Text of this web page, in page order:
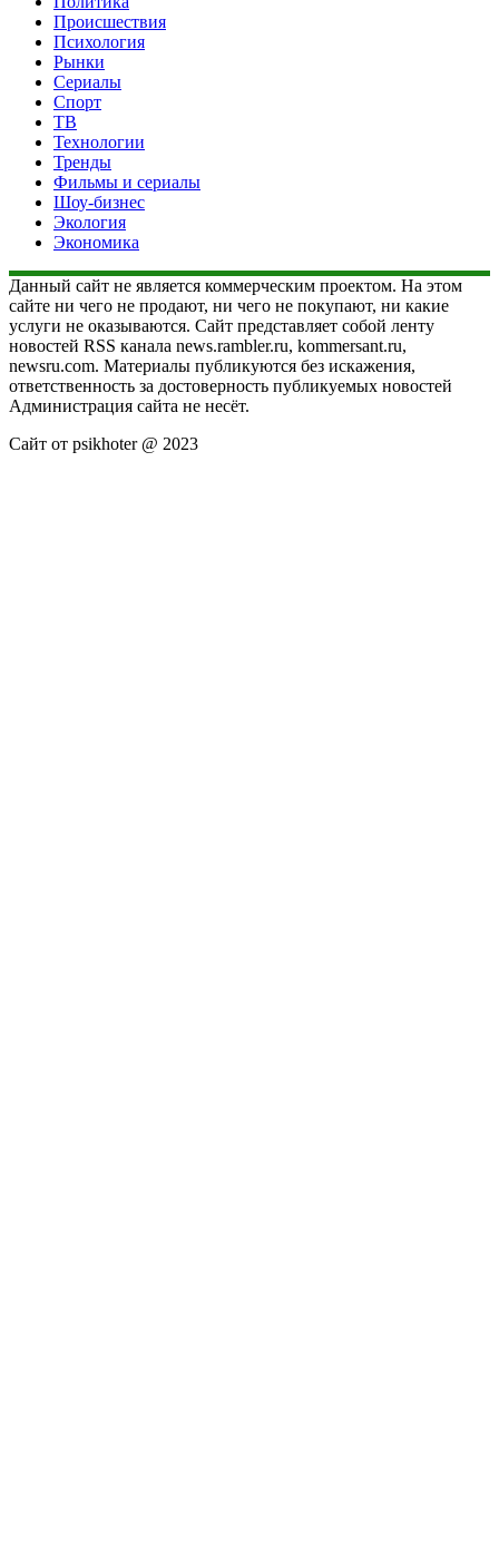
Происшествия
Психология
Рынки
Сериалы
Спорт
ТВ
Технологии
Тренды
Фильмы и сериалы
Шоу-бизнес
Экология
Экономика
Данный сайт не является коммерческим проектом. На этом
сайте ни чего не продают, ни чего не покупают, ни какие
услуги не оказываются. Сайт представляет собой ленту
новостей RSS канала news.rambler.ru, kommersant.ru,
newsru.com. Материалы публикуются без искажения,
ответственность за достоверность публикуемых новостей
Администрация сайта не несёт.
Сайт от psikhoter @ 2023